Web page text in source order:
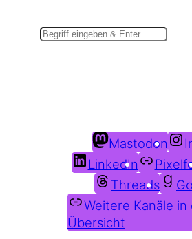
Mastodon
LinkedIn
Threads
Weitere Kanäle in
Übersicht